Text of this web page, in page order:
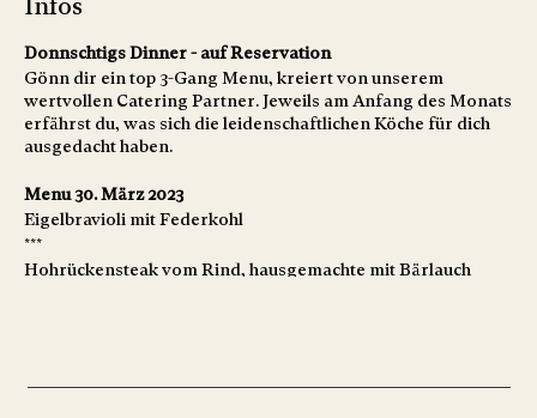
Infos
Donnschtigs Dinner - auf Reservation
Gönn dir ein top 3-Gang Menu, kreiert von unserem
wertvollen Catering Partner. Jeweils am Anfang des Monats
erfährst du, was sich die leidenschaftlichen Köche für dich
ausgedacht haben.
Menu 30. März 2023
Eigelbravioli mit Federkohl
***
Hohrückensteak vom Rind, hausgemachte mit Bärlauch